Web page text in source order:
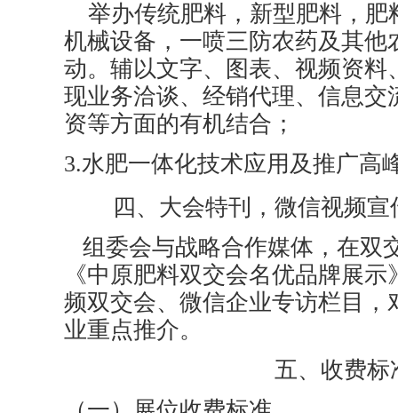
举办传统肥料，新型肥料，
机械设备，一喷三防农药及其他
动。辅以文字、图表、视频资料
现业务洽谈、经销代理、信息交
资等方面的有机结合；
3.水肥一体化技术应用及推广高
四、大会特刊，微信视频
组委会与战略合作媒体，在双
《中原肥料双交会名优品牌展
频双交会、微信企业专访栏目，
业重点推介。
五、收费标